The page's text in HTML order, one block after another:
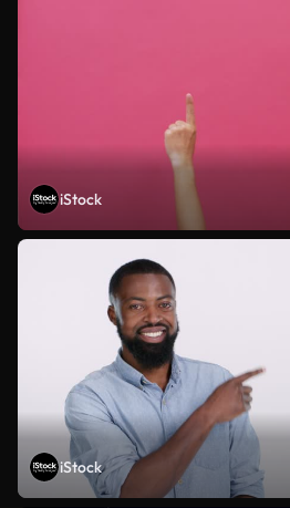
iStock
iStock